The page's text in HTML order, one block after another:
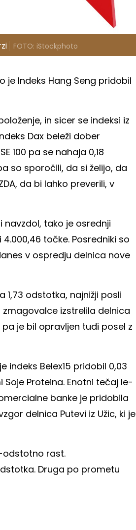
FOTO: iStockphoto
je Indeks Hang Seng pridobil
in sicer se indeksi iz
Dax beleži dober
100 pa se nahaja 0,18
so sporočili, da si želijo, da
da bi lahko preverili, v
navzdol, tako je osrednji
točke. Posredniki so
v ospredju delnica nove
1,73 odstotka, najnižji posli
izstrelila delnica
je bil opravljen tudi posel z
indeks Belex15 pridobil 0,03
Proteina. Enotni tečaj le-
banke je pridobila
delnica Putevi iz Užic, ki je
odstotno rast.
Druga po prometu